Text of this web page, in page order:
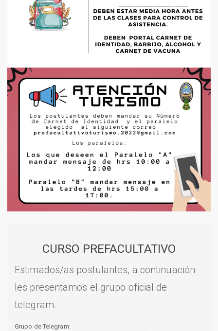
CURSO PREFACULTATIVO
Estimados/as postulantes, a continuación
les presentamos el grupo oficial de
telegram.
Grupo de Telegram: